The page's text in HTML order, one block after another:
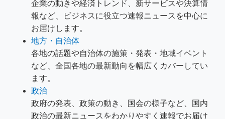
企業の動きや経済トレンド、新サービスや決算情
報など、ビジネスに役立つ速報ニュースを中心に
お届けします。
地方・自治体
各地の話題や自治体の施策・発表・地域イベント
など、全国各地の最新動向を幅広くカバーしてい
ます。
政治
政府の発表、政策の動き、国会の様子など、国内
政治の最新ニュースをわかりやすく速報でお届け